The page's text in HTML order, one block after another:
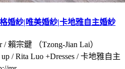
婚紗|唯美婚紗|卡地雅自主婚紗
賴宗鍵 （Tzong-Jian Lai）
/ Rita Luo +Dresses / 卡地雅自主